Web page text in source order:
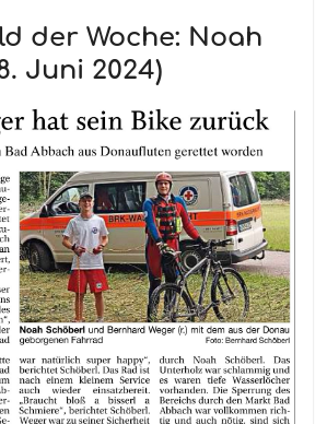
der Woche: Noah
Juni 2024)